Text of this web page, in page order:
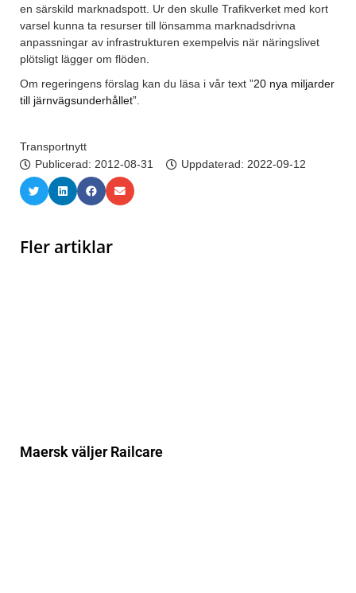
en särskild marknadspott. Ur den skulle Trafikverket med kort
varsel kunna ta resurser till lönsamma marknadsdrivna
anpassningar av infrastrukturen exempelvis när näringslivet
plötsligt lägger om flöden.
Om regeringens förslag kan du läsa i vår text ”20 nya miljarder
till järnvägsunderhållet”.
Transportnytt
Publicerad: 2012-08-31 Uppdaterad: 2022-09-12
Fler artiklar
Maersk väljer Railcare